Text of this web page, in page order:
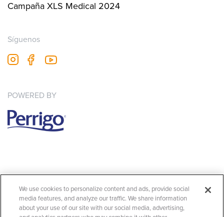
Campaña XLS Medical 2024
Síguenos
POWERED BY
Imagen
de productos sanitariosCPSP23064CAT.
We use cookies to personalize content and ads, provide social
media features, and analyze our traffic. We share information
about your use of our site with our social media, advertising,